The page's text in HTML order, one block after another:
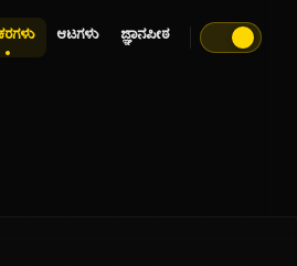
ಆಟಗಳು ಜ್ಞಾನಪೀಠ